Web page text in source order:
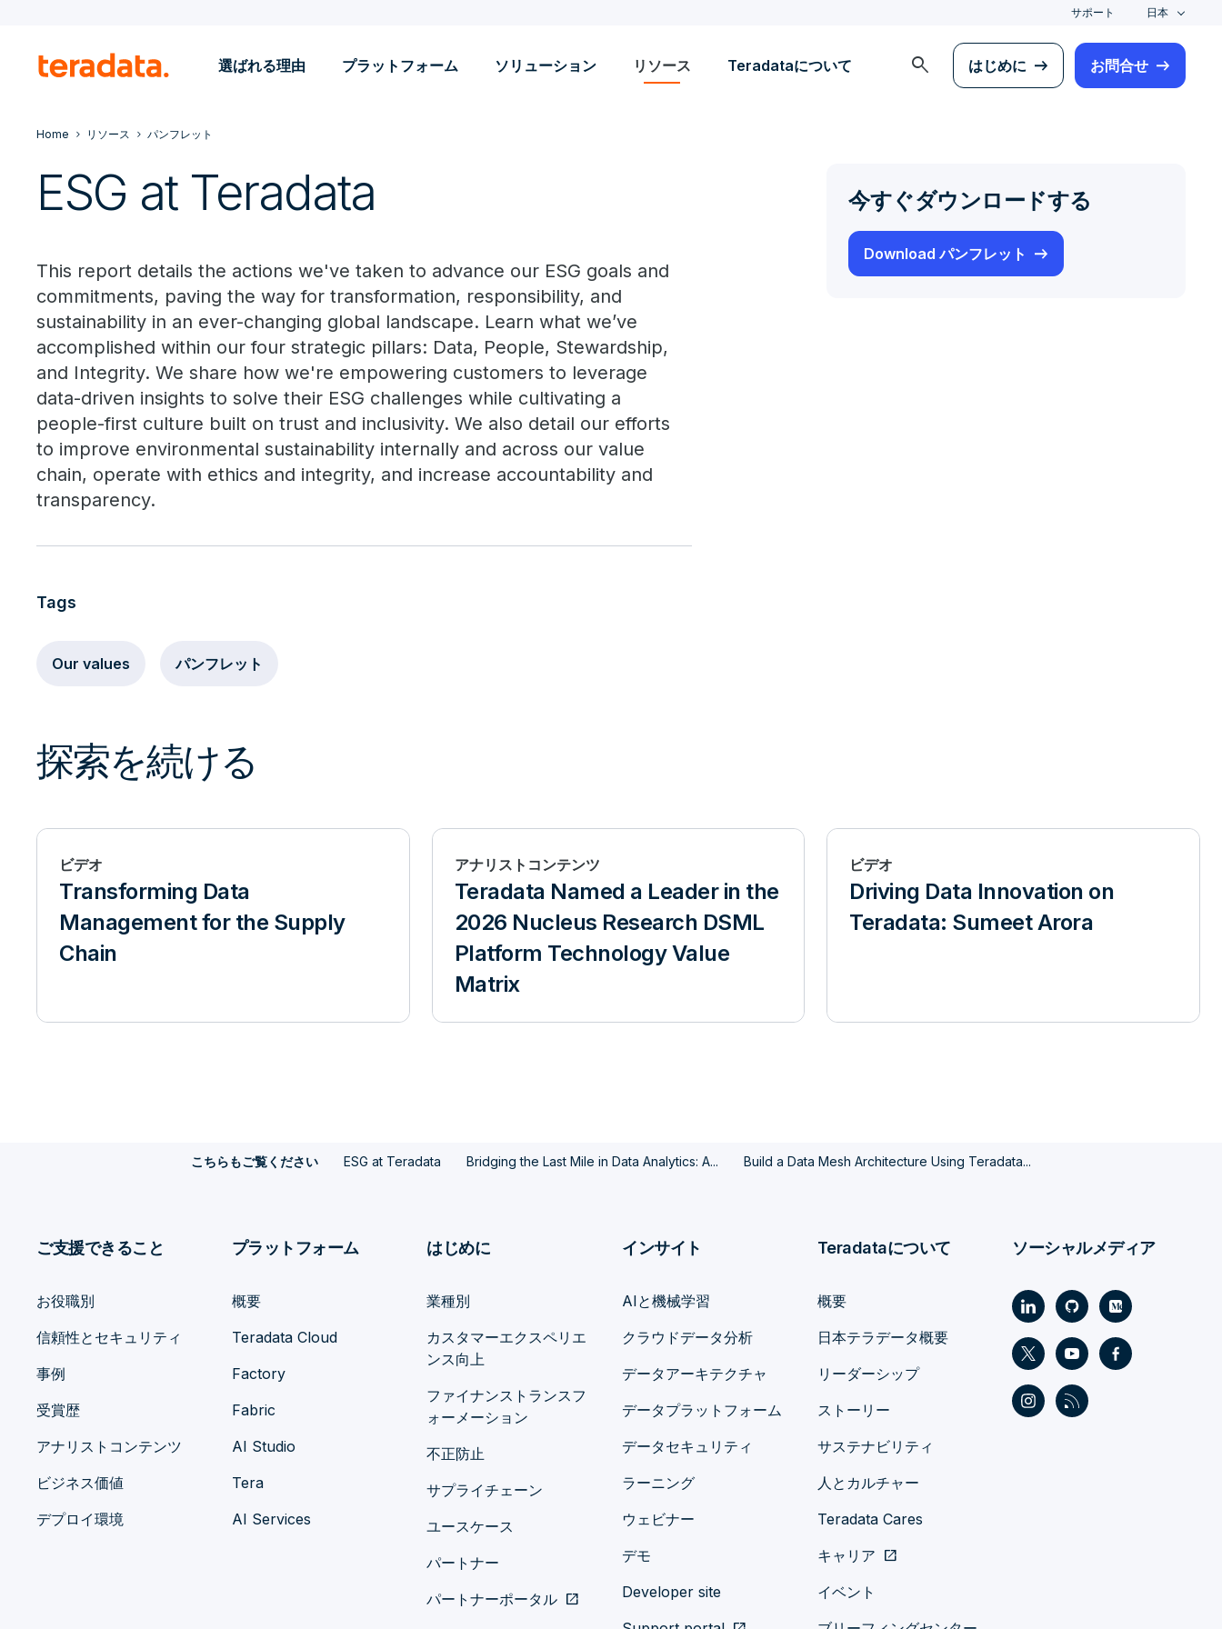
サポート 日本
選ばれる理由 プラットフォーム ソリューション リソース Teradataについて search はじめに お問合せ
Home リソース パンフレット
ESG at Teradata
This report details the actions we've taken to advance our ESG goals and
commitments, paving the way for transformation, responsibility, and
sustainability in an ever-changing global landscape. Learn what we’ve
accomplished within our four strategic pillars: Data, People, Stewardship,
and Integrity. We share how we're empowering customers to leverage
data-driven insights to solve their ESG challenges while cultivating a
people-first culture built on trust and inclusivity. We also detail our efforts
to improve environmental sustainability internally and across our value
chain, operate with ethics and integrity, and increase accountability and
transparency.
今すぐダウンロードする
Download パンフレット
Tags
Our values パンフレット
探索を続ける
ビデオ
Transforming Data
Management for the Supply
Chain
アナリストコンテンツ
Teradata Named a Leader in the
2026 Nucleus Research DSML
Platform Technology Value
Matrix
ビデオ
Driving Data Innovation on
Teradata: Sumeet Arora
こちらもご覧ください ESG at Teradata Bridging the Last Mile in Data Analytics: A... Build a Data Mesh Architecture Using Teradata...
ご支援できること
お役職別
信頼性とセキュリティ
事例
受賞歴
アナリストコンテンツ
ビジネス価値
デプロイ環境
プラットフォーム
概要
Teradata Cloud
Factory
Fabric
AI Studio
Tera
AI Services
はじめに
業種別
カスタマーエクスペリエ
ンス向上
ファイナンストランスフ
ォーメーション
不正防止
サプライチェーン
ユースケース
パートナー
パートナーポータル open_in_new
インサイト
AIと機械学習
クラウドデータ分析
データアーキテクチャ
データプラットフォーム
データセキュリティ
ラーニング
ウェビナー
デモ
Developer site
Teradataについて
概要
日本テラデータ概要
リーダーシップ
ストーリー
サステナビリティ
人とカルチャー
Teradata Cares
キャリア open_in_new
イベント
ソーシャルメディア